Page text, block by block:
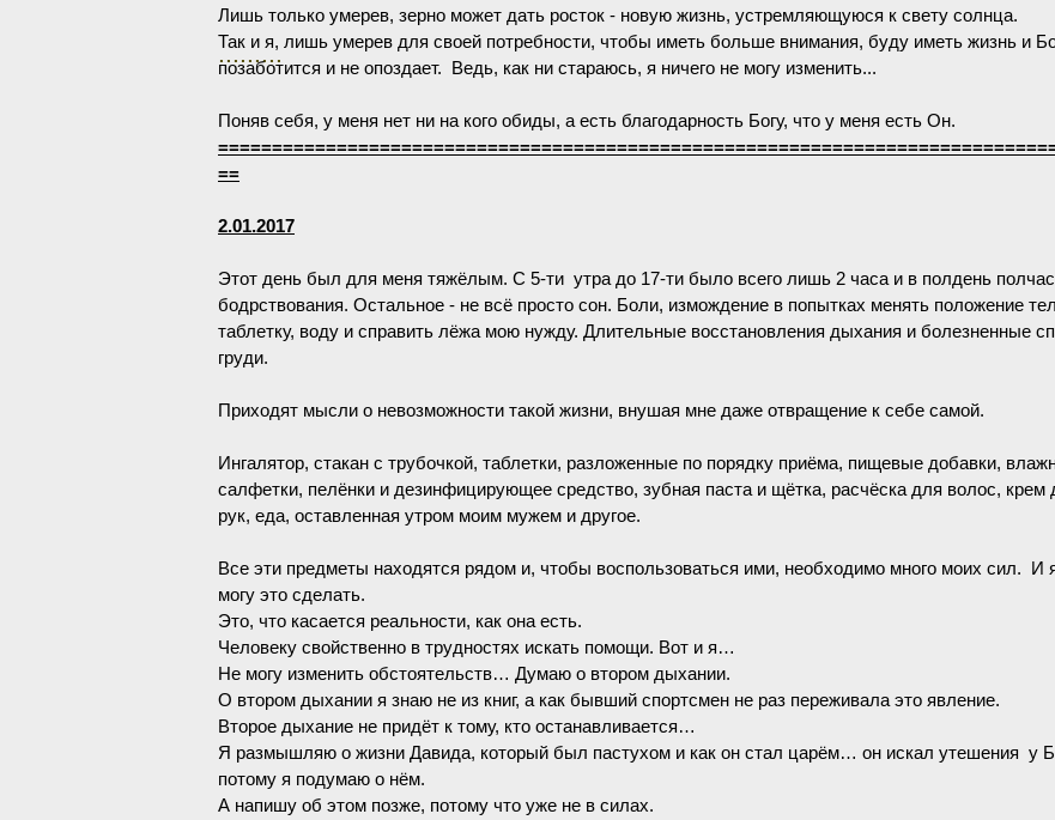
.........
Лишь только умерев, зерно может дать росток - новую жизнь, устремляющуюся к свету солнца.
Так и я, лишь умерев для своей потребности, чтобы иметь больше внимания, буду иметь жизнь и
позаботится и не опоздает. Ведь, как ни стараюсь, я ничего не могу изменить...
Поняв себя, у меня нет ни на кого обиды, а есть благодарность Богу, что у меня есть Он.
==
2.01.2017
Этот день был для меня тяжёлым. С 5-ти утра до 17-ти было всего лишь 2 часа и в полдень
бодрствования. Остальное - не всё просто сон. Боли, измождение в попытках менять положение
таблетку, воду и справить лёжа мою нужду. Длительные восстановления дыхания и болезненные
груди.
Приходят мысли о невозможности такой жизни, внушая мне даже отвращение к себе самой.
Ингалятор, стакан с трубочкой, таблетки, разложенные по порядку приёма, пищевые добавки,
салфетки, пелёнки и дезинфицирующее средство, зубная паста и щётка, расчёска для волос, крем
рук, еда, оставленная утром моим мужем и другое.
Все эти предметы находятся рядом и, чтобы воспользоваться ими, необходимо много моих сил. И
могу это сделать.
Это, что касается реальности, как она есть.
Человеку свойственно в трудностях искать помощи. Вот и я…
Не могу изменить обстоятельств… Думаю о втором дыхании.
О втором дыхании я знаю не из книг, а как бывший спортсмен не раз переживала это явление.
Второе дыхание не придёт к тому, кто останавливается…
Я размышляю о жизни Давида, который был пастухом и как он стал царём… он искал утешения у
потому я подумаю о нём.
А напишу об этом позже, потому что уже не в силах.